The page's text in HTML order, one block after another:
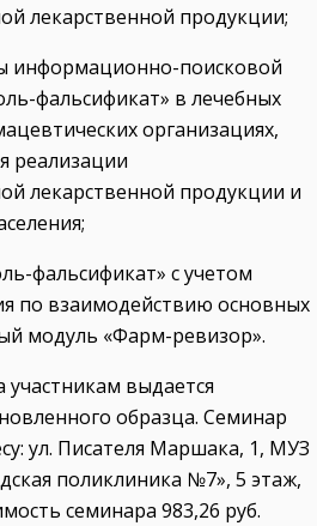
лекарственной продукции;
информационно-поисковой
фальсификат» в лечебных
организациях,
реализации
лекарственной продукции и
фальсификат» с учетом
по взаимодействию основных
модуль «Фарм-ревизор».
выдается
образца. Семинар
ул. Писателя Маршака, 1, МУЗ
поликлиника №7», 5 этаж,
семинара 983,26 руб.